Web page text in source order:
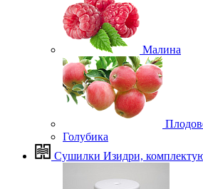
Малина
Голубика
Сушилки Изидри,